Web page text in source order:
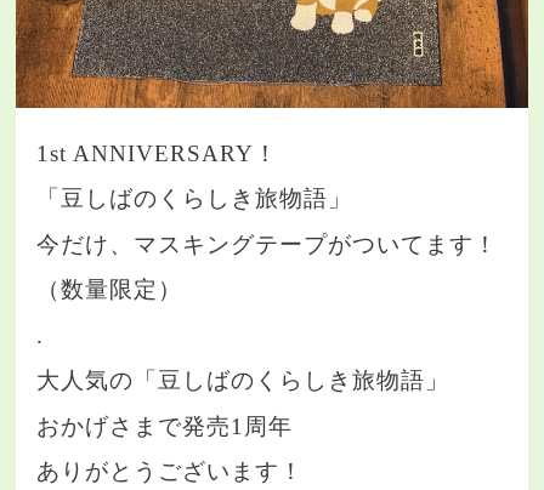
1st ANNIVERSARY！
「豆しばのくらしき旅物語」
今だけ、マスキングテープがついてます！
（数量限定）
.
大人気の「豆しばのくらしき旅物語」
おかげさまで発売1周年
ありがとうございます！